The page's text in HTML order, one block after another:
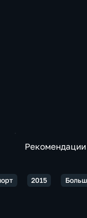
Рекомендации
2015